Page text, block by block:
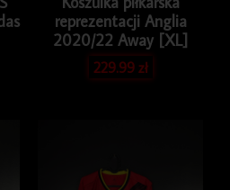
reprezentacji Anglia
2020/22 Away [XL]
229.99zł